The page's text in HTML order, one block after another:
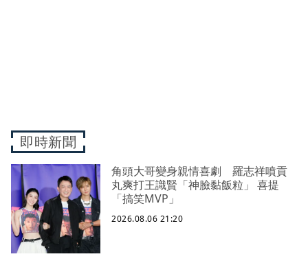
即時新聞
角頭大哥變身親情喜劇 羅志祥噴貢
丸爽打王識賢「神臉黏飯粒」 喜提
「搞笑MVP」
2026.08.06 21:20